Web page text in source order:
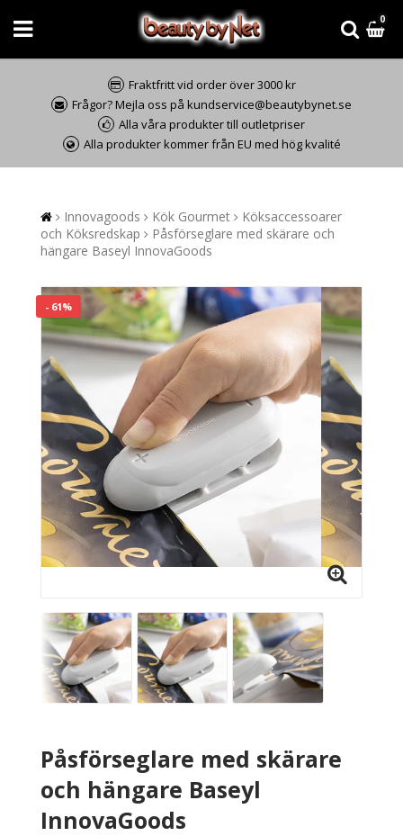
0
Fraktfritt vid order över 3000 kr
Frågor? Mejla oss på kundservice@beautybynet.se
Alla våra produkter till outletpriser
Alla produkter kommer från EU med hög kvalité
Innovagoods Kök Gourmet
Köksaccessoarer
och Köksredskap
Påsförseglare med skärare och
hängare Baseyl InnovaGoods
- 61%
Påsförseglare med skärare
och hängare Baseyl
InnovaGoods